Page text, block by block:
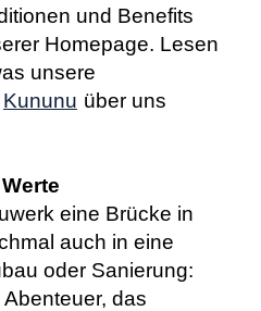
und Benefits
Homepage. Lesen
unsere
Kununu über uns
eine Brücke in
auch in eine
oder Sanierung:
das